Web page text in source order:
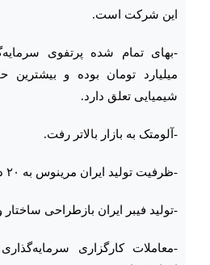
این شرکت است.
میلیارد تومان بوده و
شیمیایی تعلق دارد.
-آلومتک به بازار بالاتر رفت.
-ظرفیت تولید ایران مرینوس به ۲۰ درصد افزایش یافت.
-تولید فیبر ایران بازطراحی ساختار